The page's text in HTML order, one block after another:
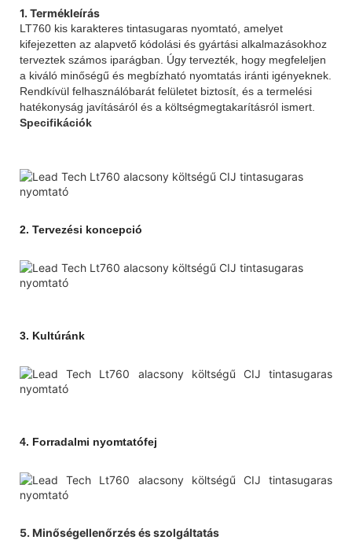
1. Termékleírás
LT760 kis karakteres tintasugaras nyomtató, amelyet
kifejezetten az alapvető kódolási és gyártási alkalmazásokhoz
terveztek számos iparágban. Úgy tervezték, hogy megfeleljen
a kiváló minőségű és megbízható nyomtatás iránti igényeknek.
Rendkívül felhasználóbarát felületet biztosít, és a termelési
hatékonyság javításáról és a költségmegtakarításról ismert.
Specifikációk
2. Tervezési koncepció
3. Kultúránk
4. Forradalmi nyomtatófej
5. Minőségellenőrzés és szolgáltatás